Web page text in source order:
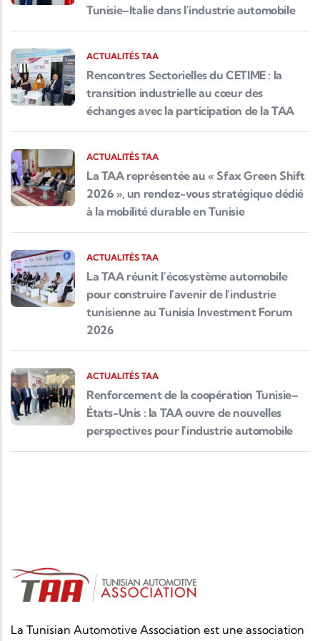
Tunisie–Italie dans l'industrie automobile
ACTUALITÉS TAA
Rencontres Sectorielles du CETIME : la
transition industrielle au cœur des
échanges avec la participation de la TAA
ACTUALITÉS TAA
La TAA représentée au « Sfax Green Shift
2026 », un rendez-vous stratégique dédié
à la mobilité durable en Tunisie
ACTUALITÉS TAA
La TAA réunit l'écosystème automobile
pour construire l'avenir de l'industrie
tunisienne au Tunisia Investment Forum
2026
ACTUALITÉS TAA
Renforcement de la coopération Tunisie–
États-Unis : la TAA ouvre de nouvelles
perspectives pour l'industrie automobile
La Tunisian Automotive Association est une association